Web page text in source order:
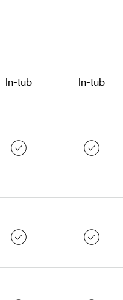
In-tub In-tub